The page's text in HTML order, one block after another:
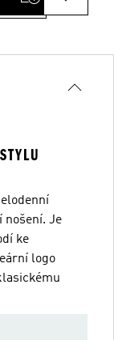
nošení. Je
ke
logo